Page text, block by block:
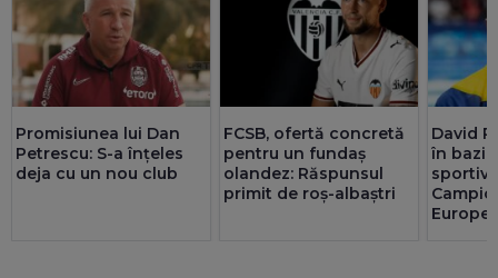
Promisiunea lui Dan
Petrescu: S-a înțeles
deja cu un nou club
FCSB, ofertă concretă
pentru un fundaș
olandez: Răspunsul
primit de roș-albaștri
David
în